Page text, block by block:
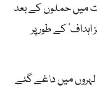
میں حملوں کے بعد
اہداف’ کے طور پر
لہروں میں داغے گئے